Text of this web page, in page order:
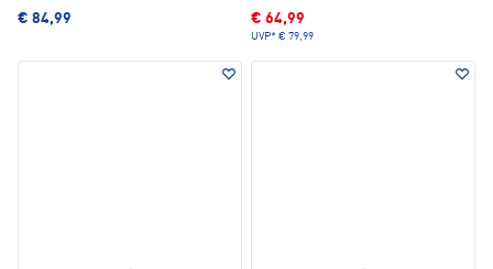
€ 84,99 € 64,99
UVP* € 79,99